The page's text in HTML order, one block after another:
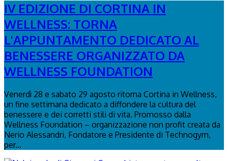
IV EDIZIONE DI CORTINA IN
WELLNESS: TORNA
L'APPUNTAMENTO DEDICATO AL
BENESSERE ORGANIZZATO DA
WELLNESS FOUNDATION
Venerdì 28 e sabato 29 agosto ritorna Cortina in Wellness,
un fine settimana dedicato a diffondere la cultura del
benessere e dei corretti stili di vita. Promosso dalla
Wellness Foundation – organizzazione non profit creata da
Nerio Alessandri, Fondatore e Presidente di Technogym,
per...